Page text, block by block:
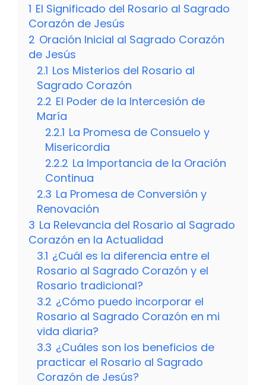
1 El Significado del Rosario al Sagrado
Corazón de Jesús
2 Oración Inicial al Sagrado Corazón
de Jesús
2.1 Los Misterios del Rosario al
Sagrado Corazón
2.2 El Poder de la Intercesión de
María
2.2.1 La Promesa de Consuelo y
Misericordia
2.2.2 La Importancia de la Oración
Continua
2.3 La Promesa de Conversión y
Renovación
3 La Relevancia del Rosario al Sagrado
Corazón en la Actualidad
3.1 ¿Cuál es la diferencia entre el
Rosario al Sagrado Corazón y el
Rosario tradicional?
3.2 ¿Cómo puedo incorporar el
Rosario al Sagrado Corazón en mi
vida diaria?
3.3 ¿Cuáles son los beneficios de
practicar el Rosario al Sagrado
Corazón de Jesús?